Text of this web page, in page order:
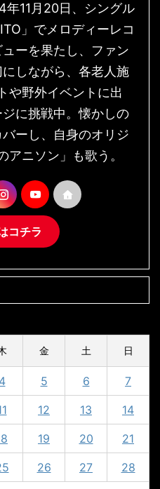
11月20日、シングル
」でメロディーレコ
ーを果たし、ファン
しながら、各老人施
や野外イベントに出
に挑戦中。懐かしの
ーし、自身のオリジ
アニソン」も歌う。
コチラ
金 土 日
4 5 6 7
12 13 14
19 20 21
26 27 28